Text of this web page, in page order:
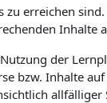
erreichen
Inhalte
der
bzw. Inhalte
allfälliger